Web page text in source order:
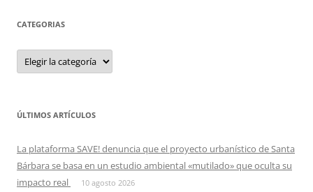
CATEGORIAS
Categorias
ÚLTIMOS ARTÍCULOS
La plataforma SAVE! denuncia que el proyecto urbanístico de Santa
Bárbara se basa en un estudio ambiental «mutilado» que oculta su
impacto real
10 agosto 2026